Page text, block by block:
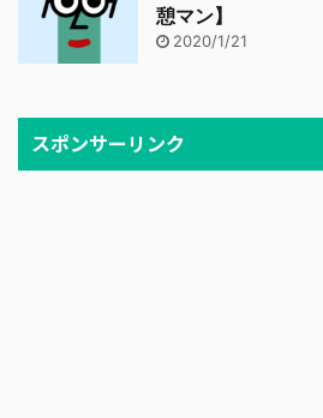
憩マン】
2020/1/21
スポンサーリンク